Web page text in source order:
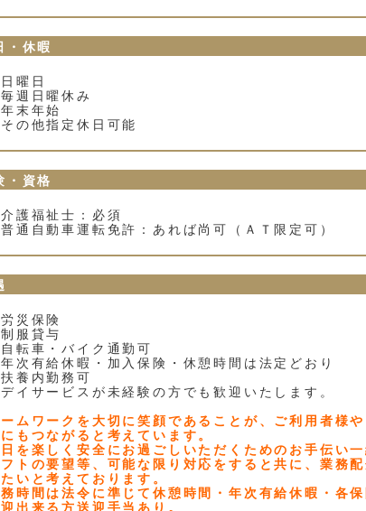
・休暇
日曜日
毎週日曜休み
年末年始
その他指定休日可能
・資格
介護福祉士：必須
普通自動車運転免許：あれば尚可（ＡＴ限定可）
労災保険
制服貸与
自転車・バイク通勤可
年次有給休暇・加入保険・休憩時間は法定どおり
扶養内勤務可
デイサービスが未経験の方でも歓迎いたします。
ムワークを大切に笑顔であることが、ご利用者様
にもつながると考えています。
を楽しく安全にお過ごしいただくためのお手伝い一
トの要望等、可能な限り対応をすると共に、業務
いと考えております。
時間は法令に準じて休憩時間・年次有給休暇・各保
出来る方送迎手当あり。